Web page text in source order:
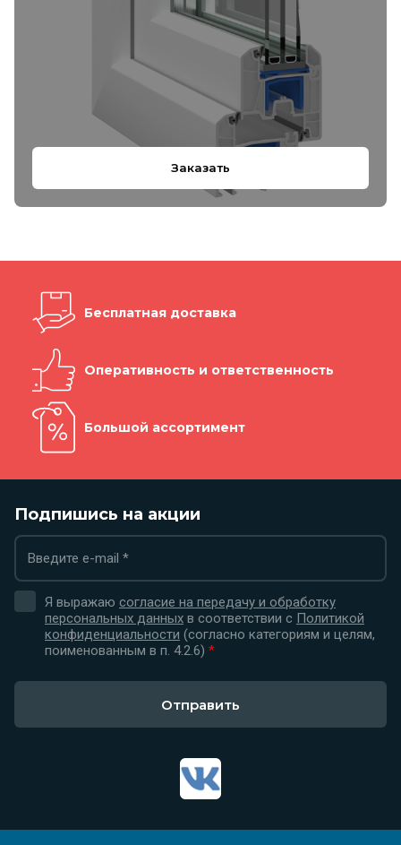
Заказать
Бесплатная доставка
Оперативность и ответственность
Большой ассортимент
Подпишись на акции
Я выражаю согласие на передачу и обработку
персональных данных в соответствии с Политикой
конфиденциальности (согласно категориям и целям,
поименованным в п. 4.2.6) *
Отправить